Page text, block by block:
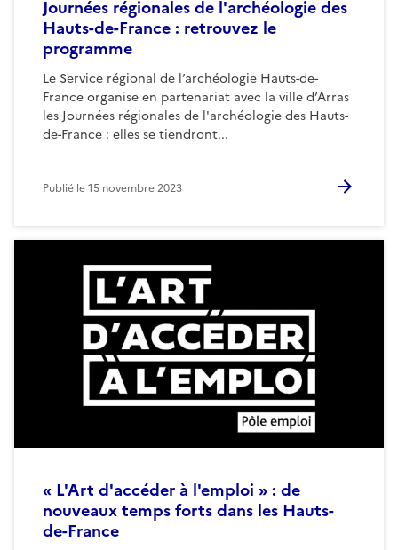
Journées régionales de l'archéologie des
Hauts-de-France : retrouvez le
programme
Le Service régional de l’archéologie Hauts-de-
France organise en partenariat avec la ville d’Arras
les Journées régionales de l'archéologie des Hauts-
de-France : elles se tiendront...
Publié le15 novembre 2023
« L'Art d'accéder à l'emploi » : de
nouveaux temps forts dans les Hauts-
de-France